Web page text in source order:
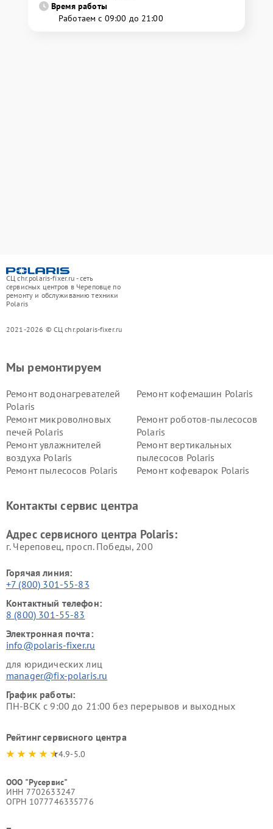
Время работы
Работаем с 09:00 до 21:00
СЦ chr.polaris-fixer.ru - сеть
сервисных центров в Череповце по
ремонту и обслуживанию техники
Polaris
2021-2026 © СЦ chr.polaris-fixer.ru
Мы ремонтируем
Ремонт водонагревателей
Polaris
Ремонт кофемашин Polaris
Ремонт микроволновых
печей Polaris
Ремонт роботов-пылесосов
Polaris
Ремонт увлажнителей
воздуха Polaris
Ремонт вертикальных
пылесосов Polaris
Ремонт пылесосов Polaris
Ремонт кофеварок Polaris
Контакты сервис центра
Адрес сервисного центра Polaris:
г. Череповец, просп. Победы, 200
Горячая линия:
+7 (800) 301-55-83
Контактный телефон:
8 (800) 301-55-83
Электронная почта:
info@polaris-fixer.ru
для юридических лиц
manager@fix-polaris.ru
График работы:
ПН-ВСК с 9:00 до 21:00 без перерывов и выходных
Рейтинг сервисного центра
4.9-5.0
ООО "Русервис"
ИНН 7702633247
ОГРН 1077746335776